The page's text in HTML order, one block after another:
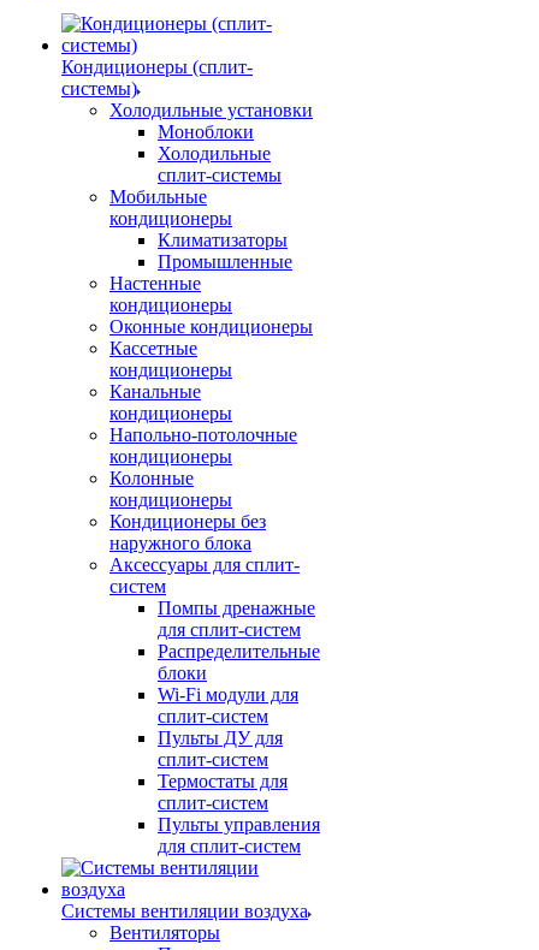
Кондиционеры (сплит-
системы)
Холодильные установки
Моноблоки
Холодильные
сплит-системы
Мобильные
кондиционеры
Климатизаторы
Промышленные
Настенные
кондиционеры
Оконные кондиционеры
Кассетные
кондиционеры
Канальные
кондиционеры
Напольно-потолочные
кондиционеры
Колонные
кондиционеры
Кондиционеры без
наружного блока
Аксессуары для сплит-
систем
Помпы дренажные
для сплит-систем
Распределительные
блоки
Wi-Fi модули для
сплит-систем
Пульты ДУ для
сплит-систем
Термостаты для
сплит-систем
Пульты управления
для сплит-систем
Системы вентиляции воздуха
Вентиляторы